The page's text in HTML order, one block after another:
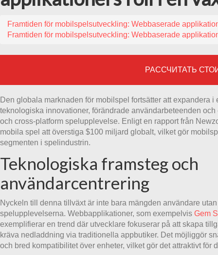
Framtiden för mobilspelsutveckling: Webbaserade
Framtiden för mobilspelsutveckling: Webbaserade
РАССЧИТАТЬ
Den globala marknaden för mobilspel fortsätter att expandera i
teknologiska innovationer, förändrade användarbeteenden
och cross-platform spelupplevelse. Enligt en rapport från
mobila spel att överstiga $100 miljard globalt, vilket gör
segmenten i spelindustrin.
Teknologiska framsteg och
användarcentrering
Nyckeln till denna tillväxt är inte bara mängden användare
spelupplevelserna. Webbapplikationer, som exempelvis Gem
exemplifierar en trend där utvecklare fokuserar på att skapa
kräva nedladdning via traditionella appbutiker. Det möjliggör
och bred kompatibilitet över enheter, vilket gör det attraktivt för